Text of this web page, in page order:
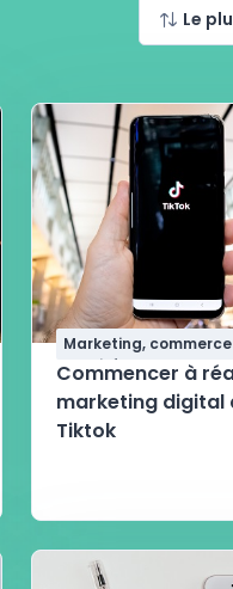
Le
Marketing,
qualité
Commencer à
marketing digital
Tiktok